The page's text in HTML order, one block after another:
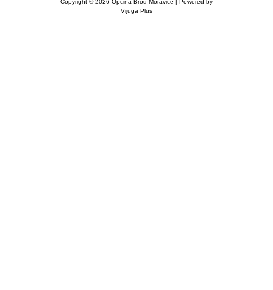
Copyright © 2026 Općina Brod Moravice | Powered by
Vijuga Plus